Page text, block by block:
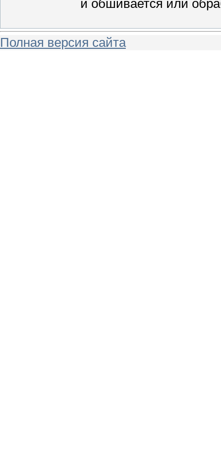
и обшивается или
Полная версия сайта